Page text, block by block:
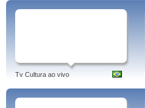
Tv Cultura ao vivo